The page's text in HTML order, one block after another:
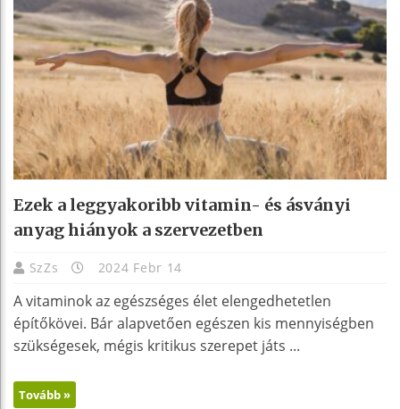
Ezek a leggyakoribb vitamin- és ásványi
anyag hiányok a szervezetben
SzZs 2024 Febr 14
A vitaminok az egészséges élet elengedhetetlen
építőkövei. Bár alapvetően egészen kis mennyiségben
szükségesek, mégis kritikus szerepet játs ...
Tovább »